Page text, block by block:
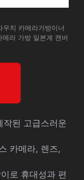
치 카메라가방이너
라 가방 일본계 캔버
작된 고급스러운
카메라, 렌즈,
로 휴대성과 편